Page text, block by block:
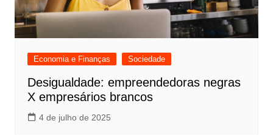
Economia e Finanças Sociedade
Desigualdade: empreendedoras negras
X empresários brancos
4 de julho de 2025